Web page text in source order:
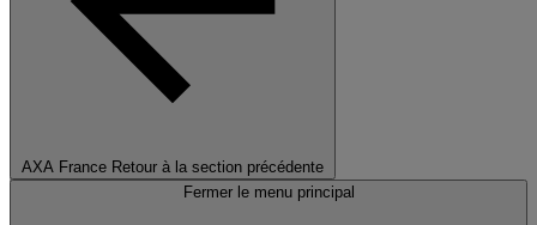
AXA France Retour à la section précédente
Fermer le menu principal